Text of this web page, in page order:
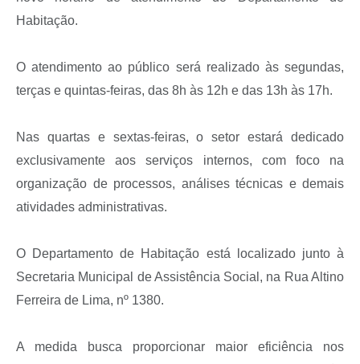
Telefones Postos de Saúde
Recebimento de Recursos
Termos de Fomento
Galeria de Fotos
Audiências Públicas
Arquivos para Download
Carta de Serviços
Habitação.
O atendimento ao público será realizado às segundas,
terças e quintas-feiras, das 8h às 12h e das 13h às 17h.
Nas quartas e sextas-feiras, o setor estará dedicado
exclusivamente aos serviços internos, com foco na
organização de processos, análises técnicas e demais
atividades administrativas.
O Departamento de Habitação está localizado junto à
Secretaria Municipal de Assistência Social, na Rua Altino
Ferreira de Lima, nº 1380.
A medida busca proporcionar maior eficiência nos